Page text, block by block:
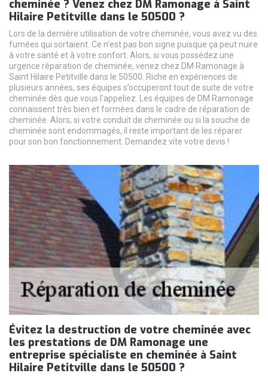
cheminée ? Venez chez DM Ramonage à Saint
Hilaire Petitville dans le 50500 ?
Lors de la dernière utilisation de votre cheminée, vous avez vu des
fumées qui sortaient. Ce n’est pas bon signe puisque ça peut nuire
à votre santé et à votre confort. Alors, si vous possédez une
urgence réparation de cheminée, venez chez DM Ramonage à
Saint Hilaire Petitville dans le 50500. Riche en expériences de
plusieurs années, ses équipes s’occuperont tout de suite de votre
cheminée dès que vous l’appeliez. Les équipes de DM Ramonage
connaissent très bien et formées dans le cadre de réparation de
cheminée. Alors, si votre conduit de cheminée ou si la souche de
cheminée sont endommagés, il reste important de les réparer
pour son bon fonctionnement. Demandez vite votre devis !
Évitez la destruction de votre cheminée avec
les prestations de DM Ramonage une
entreprise spécialiste en cheminée à Saint
Hilaire Petitville dans le 50500 ?